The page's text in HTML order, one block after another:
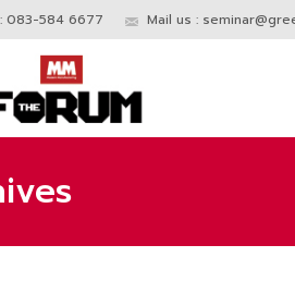
083-584 6677 Mail us :